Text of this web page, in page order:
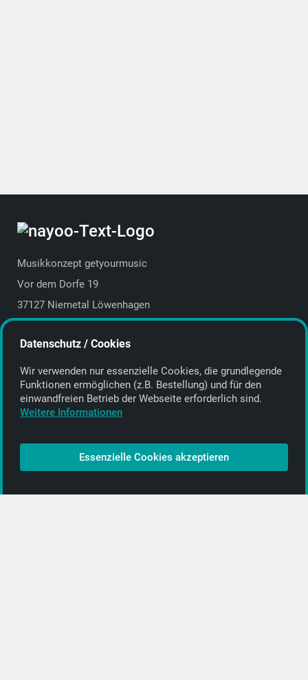
Musikkonzept getyourmusic
Vor dem Dorfe 19
37127 Niemetal Löwenhagen
E-Mail:info@getyourmusic.de
Alle Informationen
Kontakt
CD-Anbieter werden
CD-Anbieter-Login
Datenschutz / Cookies
Wir verwenden nur essenzielle Cookies, die grund­legende
Funktionen ermöglichen (z.B. Bestellung) und für den
einwand­freien Betrieb der Webseite erforderlich sind.
Weitere Informationen
Essenzielle Cookies akzeptieren